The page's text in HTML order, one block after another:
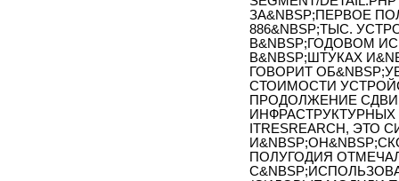
ЗА&NBSP;ПЕРВОЕ
886&NBSP;ТЫС.
В&NBSP;ГОДОВОМ
В&NBSP;ШТУКАХ
ГОВОРИТ
СТОИМОСТИ
ПРОДОЛЖЕНИЕ
ITRESREARCH,
ПОЛУГОДИЯ